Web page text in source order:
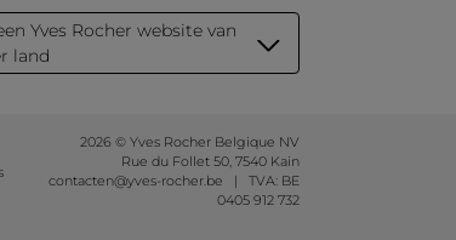
Yves Rocher website van
land
2026 © Yves Rocher Belgique NV
Rue du Follet 50, 7540 Kain
contacten@yves-rocher.be | TVA: BE
0405 912 732